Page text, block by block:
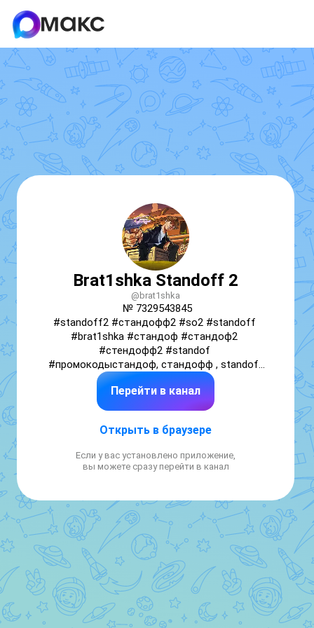
Brat1shka Standoff 2
@brat1shka
№ 7329543845
#standoff2 #стандофф2 #so2 #standoff
#brat1shka #стандоф #стандоф2
#стендофф2 #standof
#промокодыстандоф, стандофф , standoff
реклама https://clck.ru/3SJYTt или
https://vk.cc/cV6sJz
Перейти в канал
Открыть в браузере
Если у вас установлено приложение,
вы можете сразу перейти в канал